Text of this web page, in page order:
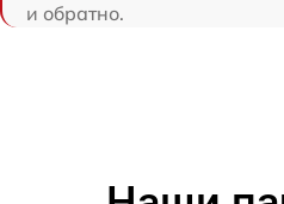
и обратно.